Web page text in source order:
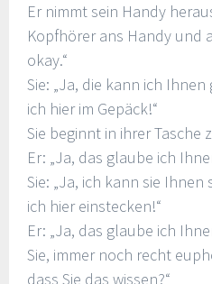
Er nimmt sein Handy
Kopfhörer ans Handy und
okay.“
Sie: „Ja, die kann ich Ihnen
ich hier im Gepäck!“
Sie beginnt in ihrer Tasche
Er: „Ja, das glaube ich
Sie: „Ja, ich kann sie
ich hier einstecken!“
Er: „Ja, das glaube ich
Sie, immer noch recht
dass Sie das wissen?“